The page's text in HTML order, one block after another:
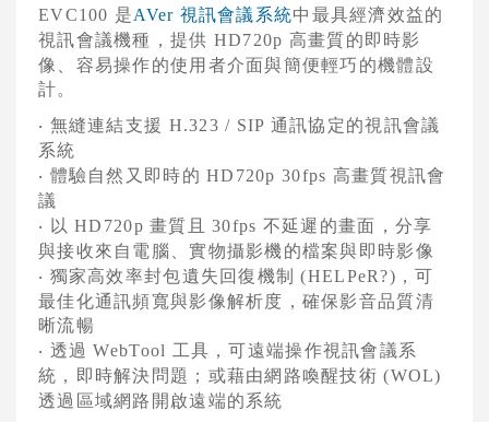
POLYCOM 視訊會議系統
AVAYA視訊會議系統
VCPLUS雲端視訊會議服務
Jabra 整合通訊系統
Konftel UC整合通訊
Vidyo 視訊會議系統
AVer 視訊會議系統
EVC100 是AVer 視訊會議系統中最具經濟效益的
視訊會議機種，提供 HD720p 高畫質的即時影
像、容易操作的使用者介面與簡便輕巧的機體設
計。
‧ 無縫連結支援 H.323 / SIP 通訊協定的視訊會議
系統
‧ 體驗自然又即時的 HD720p 30fps 高畫質視訊會
議
‧ 以 HD720p畫質且 30fps 不延遲的畫面，分享
與接收來自電腦、實物攝影機的檔案與即時影像
‧ 獨家高效率封包遺失回復機制 (HELPeR?) ，可
最佳化通訊頻寬與影像解析度，確保影音品質清
晰流暢
‧ 透過 WebTool 工具，可遠端操作視訊會議系
統，即時解決問題；或藉由網路喚醒技術 (WOL)
透過區域網路開啟遠端的系統